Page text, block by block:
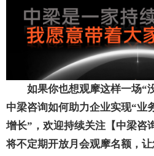
如果你也想观摩这样一场“
中梁咨询如何助力企业实现“业
增长”，欢迎持续关注【中梁咨
将不定期开放月会观摩名额，